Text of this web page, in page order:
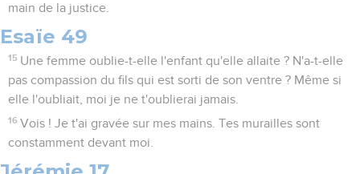
main de la justice.
Esaïe 49
15 Une femme oublie-t-elle l'enfant qu'elle allaite ? N'a-t-elle
pas compassion du fils qui est sorti de son ventre ? Même si
elle l'oubliait, moi je ne t'oublierai jamais.
16 Vois ! Je t'ai gravée sur mes mains. Tes murailles sont
constamment devant moi.